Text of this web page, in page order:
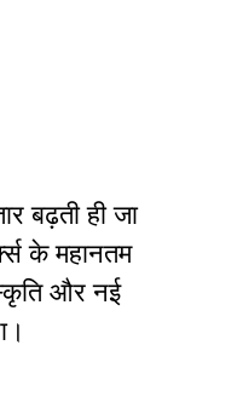
बढ़ती ही जा
के महानतम
और नई